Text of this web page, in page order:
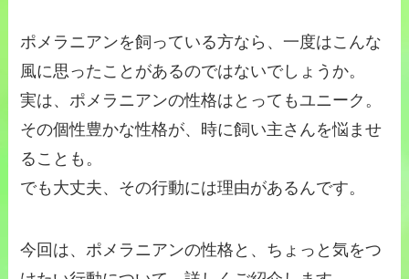
ポメラニアンを飼っている方なら、一度はこんな
風に思ったことがあるのではないでしょうか。
実は、ポメラニアンの性格はとってもユニーク。
その個性豊かな性格が、時に飼い主さんを悩ませ
ることも。
でも大丈夫、その行動には理由があるんです。
今回は、ポメラニアンの性格と、ちょっと気をつ